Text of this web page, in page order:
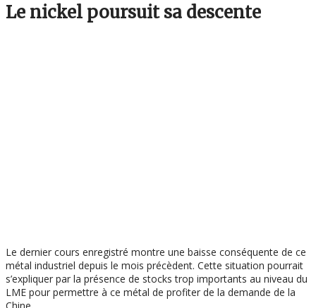
Le nickel poursuit sa descente
Le dernier cours enregistré montre une baisse conséquente de ce
métal industriel depuis le mois précèdent. Cette situation pourrait
s’expliquer par la présence de stocks trop importants au niveau du
LME pour permettre à ce métal de profiter de la demande de la